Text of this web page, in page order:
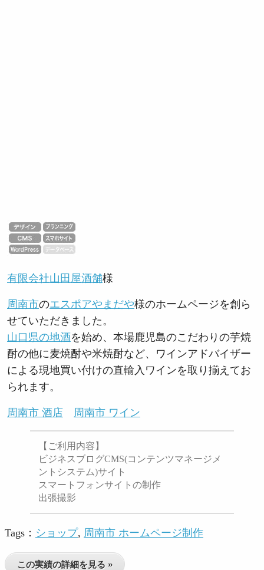
有限会社山田屋酒舗様
周南市のエスポアやまだや様のホームページを創ら
せていただきました。
山口県の地酒を始め、本場鹿児島のこだわりの芋焼
酎の他に麦焼酎や米焼酎など、ワインアドバイザー
による現地買い付けの直輸入ワインを取り揃えてお
られます。
周南市 酒店 周南市 ワイン
【ご利用内容】
ビジネスブログCMS(コンテンツマネージメ
ントシステム)サイト
スマートフォンサイトの制作
出張撮影
Tags： ショップ, 周南市 ホームページ制作
この実績の詳細を見る »